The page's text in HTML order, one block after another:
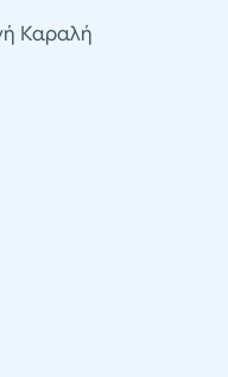
Καραλή